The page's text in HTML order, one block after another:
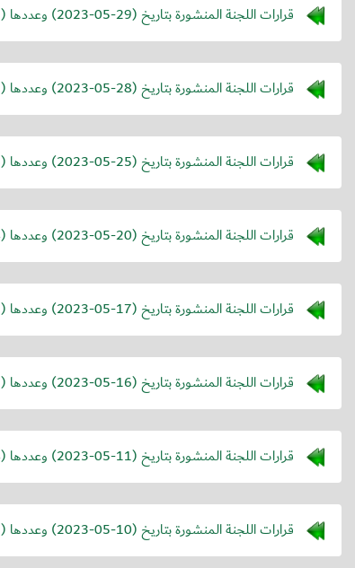
قرارات اللجنة المنشورة بتاريخ (2023-05-29) وعددها (1)
قرارات اللجنة المنشورة بتاريخ (2023-05-28) وعددها (1)
قرارات اللجنة المنشورة بتاريخ (2023-05-25) وعددها (5)
قرارات اللجنة المنشورة بتاريخ (2023-05-20) وعددها (4)
قرارات اللجنة المنشورة بتاريخ (2023-05-17) وعددها (1)
قرارات اللجنة المنشورة بتاريخ (2023-05-16) وعددها (1)
قرارات اللجنة المنشورة بتاريخ (2023-05-11) وعددها (4)
قرارات اللجنة المنشورة بتاريخ (2023-05-10) وعددها (7)